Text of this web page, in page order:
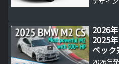
2026
2025
ペッ
2026年